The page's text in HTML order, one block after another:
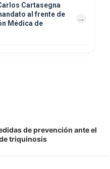
Cartasegna
al frente de
Médica de
de prevención ante el
triquinosis